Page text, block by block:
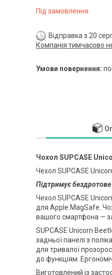
Під замовлення
Відправка з 20
Компанія тимчасово
Чохол SUPCASE
Чехол SUPCASE
Підтримує
Чехол SUPCASE
для Apple MagSafe.
вашого смартфона —
SUPCASE Unicorn
задньої панелі з
для тривалої
до функціям.
Виготовлений із